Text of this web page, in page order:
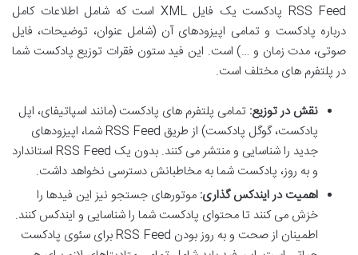
RSS Feed پادکست یک فایل XML است که شامل اطلاعات کامل
درباره پادکست و تمامی اپیزودهای آن (شامل عنوان، توضیحات، فایل
صوتی، مدت زمان و …) است. این فید ستون فقرات توزیع پادکست شما
در پلتفرم های مختلف است.
نقش در توزیع: تمامی پلتفرم های پادکست (مانند اسپاتیفای، اپل
پادکست، گوگل پادکست) از طریق RSS Feed شما، اپیزودهای
جدید را شناسایی و منتشر می کنند. بدون یک RSS Feed استاندارد
و به روز، پادکست شما به مخاطبانش دسترسی نخواهد داشت.
اهمیت در ایندکس گذاری: موتورهای جستجو نیز این فیدها را
خزش می کنند تا محتوای پادکست شما را شناسایی و ایندکس کنند.
اطمینان از صحت و به روز بودن RSS Feed برای سئوی پادکست